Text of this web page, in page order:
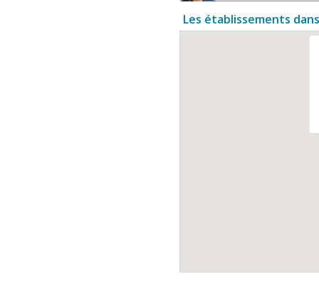
Les établissements